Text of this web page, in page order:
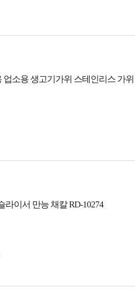
소용 생고기가위 스테인리스 가위
라이서 만능 채칼 RD-10274